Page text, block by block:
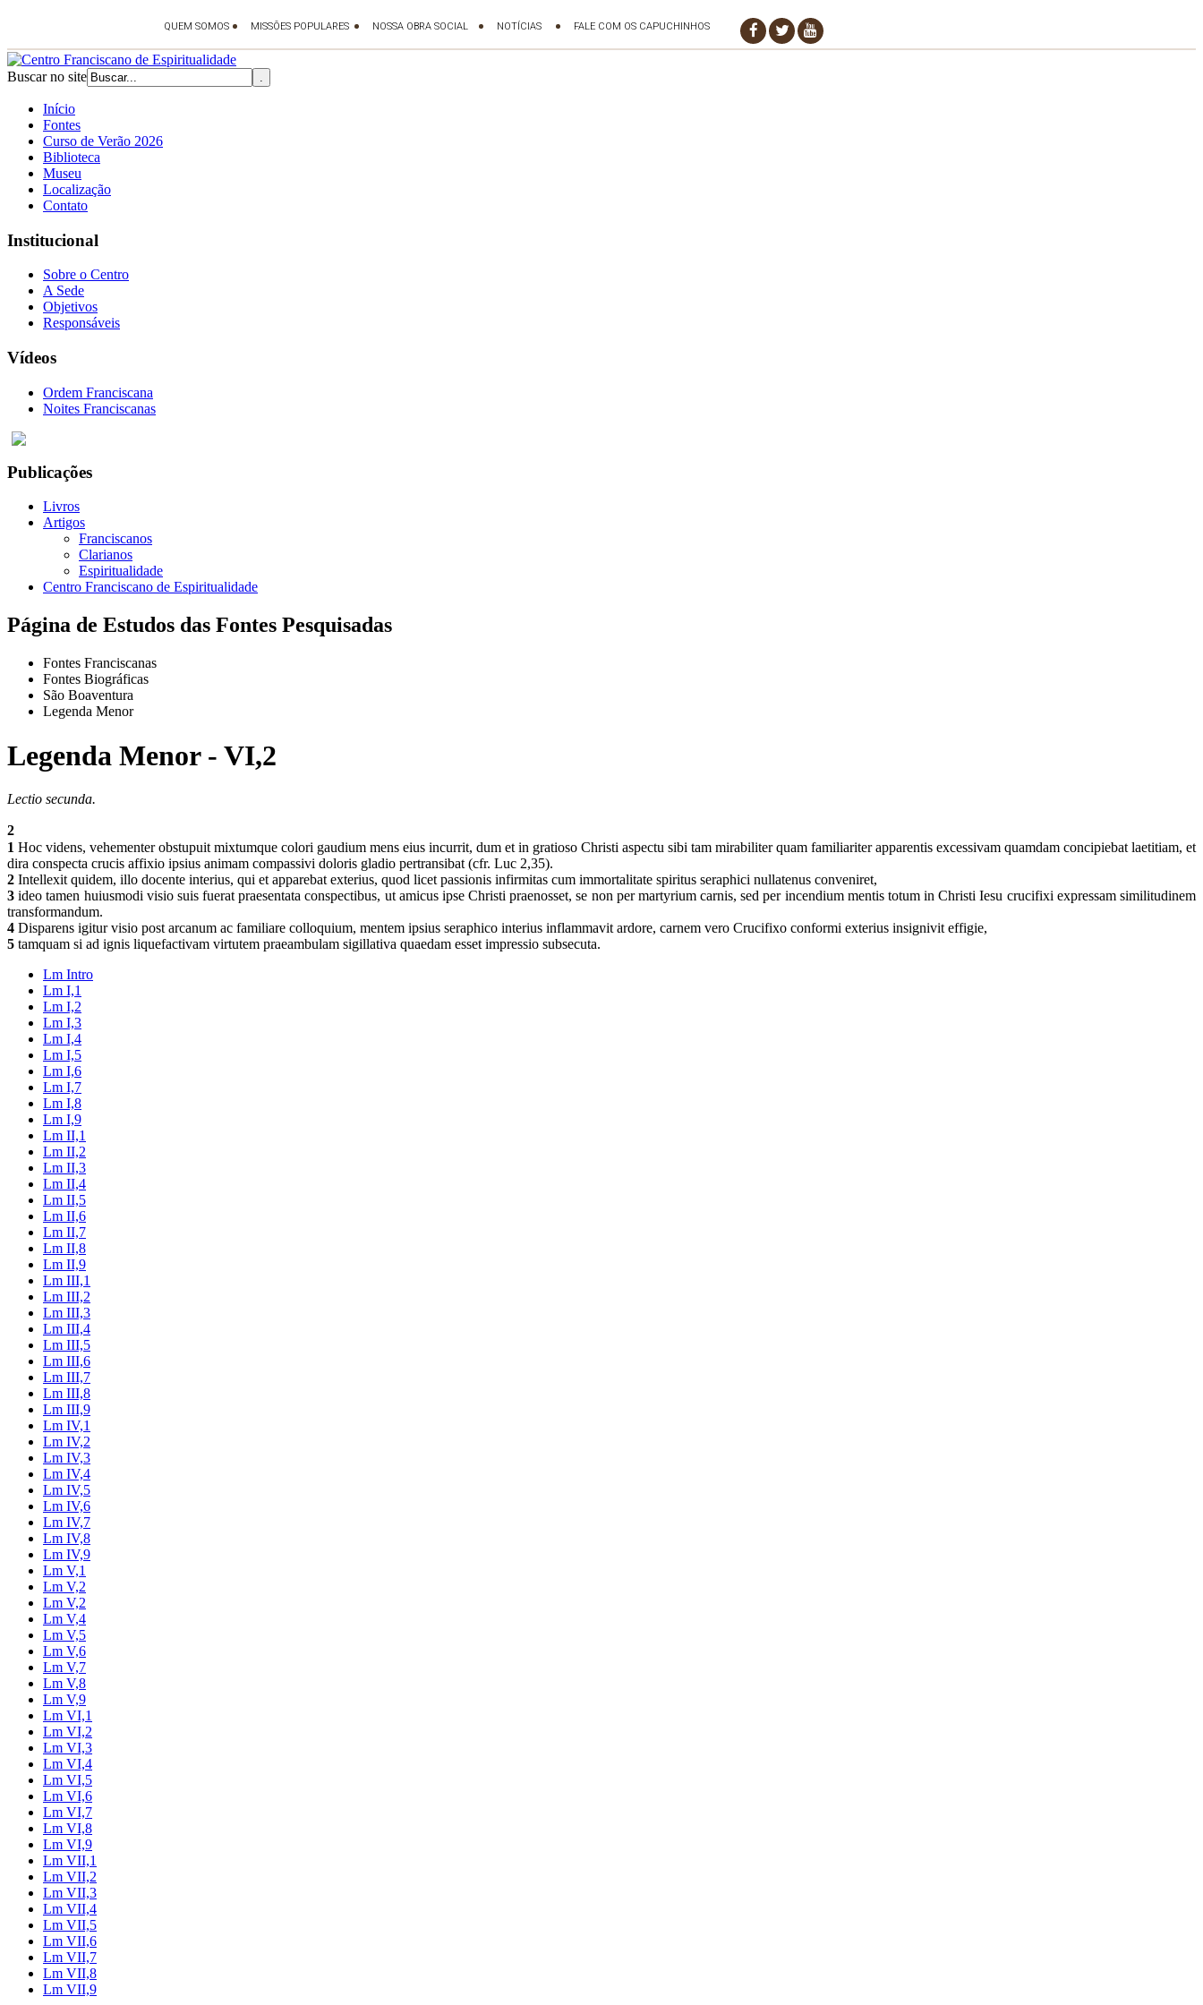
Buscar no site
Início
Fontes
Curso de Verão 2026
Biblioteca
Museu
Localização
Contato
Institucional
Sobre o Centro
A Sede
Objetivos
Responsáveis
Vídeos
Ordem Franciscana
Noites Franciscanas
Publicações
Livros
Artigos
Franciscanos
Clarianos
Espiritualidade
Centro Franciscano de Espiritualidade
Página de Estudos das Fontes Pesquisadas
Fontes Franciscanas
Fontes Biográficas
São Boaventura
Legenda Menor
Legenda Menor - VI,2
Lectio secunda.
2
1 Hoc videns, vehementer obstupuit mixtumque colori gaudium mens eius incurrit, dum et in gratioso Christi aspectu sibi tam mirabiliter quam familiariter apparentis excessivam quamdam concipiebat laetitiam, et
dira conspecta crucis affixio ipsius animam compassivi doloris gladio pertransibat (cfr. Luc 2,35).
2 Intellexit quidem, illo docente interius, qui et apparebat exterius, quod licet passionis infirmitas cum immortalitate spiritus seraphici nullatenus conveniret,
3 ideo tamen huiusmodi visio suis fuerat praesentata conspectibus, ut amicus ipse Christi praenosset, se non per martyrium carnis, sed per incendium mentis totum in Christi Iesu crucifixi expressam similitudinem
transformandum.
4 Disparens igitur visio post arcanum ac familiare colloquium, mentem ipsius seraphico interius inflammavit ardore, carnem vero Crucifixo conformi exterius insignivit effigie,
5 tamquam si ad ignis liquefactivam virtutem praeambulam sigillativa quaedam esset impressio subsecuta.
Lm Intro
Lm I,1
Lm I,2
Lm I,3
Lm I,4
Lm I,5
Lm I,6
Lm I,7
Lm I,8
Lm I,9
Lm II,1
Lm II,2
Lm II,3
Lm II,4
Lm II,5
Lm II,6
Lm II,7
Lm II,8
Lm II,9
Lm III,1
Lm III,2
Lm III,3
Lm III,4
Lm III,5
Lm III,6
Lm III,7
Lm III,8
Lm III,9
Lm IV,1
Lm IV,2
Lm IV,3
Lm IV,4
Lm IV,5
Lm IV,6
Lm IV,7
Lm IV,8
Lm IV,9
Lm V,1
Lm V,2
Lm V,2
Lm V,4
Lm V,5
Lm V,6
Lm V,7
Lm V,8
Lm V,9
Lm VI,1
Lm VI,2
Lm VI,3
Lm VI,4
Lm VI,5
Lm VI,6
Lm VI,7
Lm VI,8
Lm VI,9
Lm VII,1
Lm VII,2
Lm VII,3
Lm VII,4
Lm VII,5
Lm VII,6
Lm VII,7
Lm VII,8
Lm VII,9